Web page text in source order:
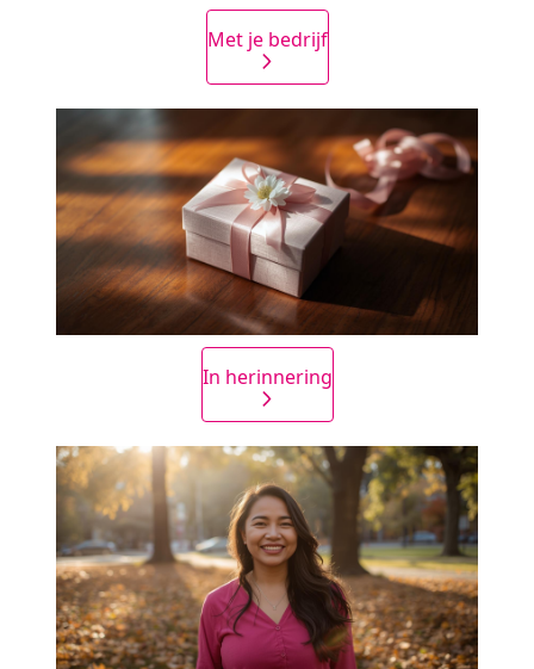
Met je bedrijf
In herinnering